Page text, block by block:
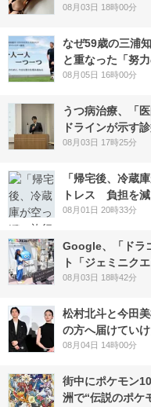
08月03日 18時00分
なぜ59歳の三浦
と重なった「努
08月05日 16時00分
うつ病治療、「
ドラインが示す
08月03日 17時25分
「帰宅後、冷蔵
トレス 負担を
08月01日 20時33分
Google、「ドラ
ト「ジェミニク
08月03日 18時42分
松村北斗と今田
の方へ届けていけ
08月04日 14時00分
街中にポケモン
洲で“伝説のポケ